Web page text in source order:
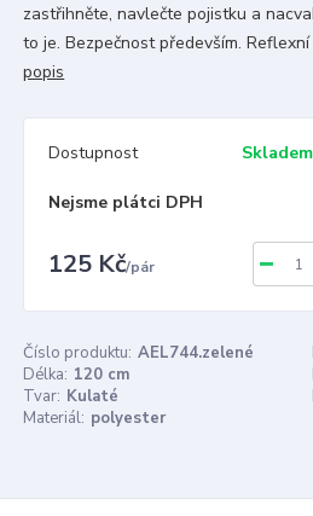
zastřihněte, navlečte pojistku a
to je. Bezpečnost především.
popis
Dostupnost Skladem
Nejsme plátci DPH
125 Kč/pár
Číslo produktu: AEL744.zelené
Délka: 120 cm
Tvar: Kulaté
Materiál: polyester